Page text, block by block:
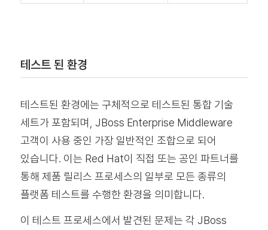
테스트 된 환경
테스트된 환경에는 구체적으로 테스트된 통합 기술
세트가 포함되며, JBoss Enterprise Middleware
고객이 사용 중인 가장 일반적인 조합으로 되어
있습니다. 이는 Red Hat이 직접 또는 공인 파트너를
통해 제품 릴리스 프로세스의 일부로 모든 종류의
플랫폼 테스트를 수행한 환경을 의미합니다.
이 테스트 프로세스에서 발견된 문제는 각 JBoss